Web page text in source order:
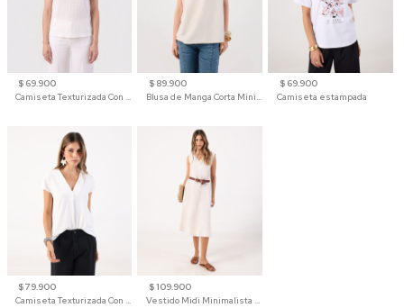
$ 69.900
Camiseta Texturizada Con Hombro Caído Para Mujer
$ 89.900
Blusa de Manga Corta Minimalista para Mujer
$ 69.900
Camiseta estampada
$ 79.900
Camiseta Texturizada Con Cuello En V Para Mujer
$ 109.900
Vestido Midi Minimalista De Silueta Amplia